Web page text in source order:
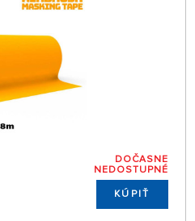
DOČASNE
NEDOSTUPNÉ
KÚPIŤ